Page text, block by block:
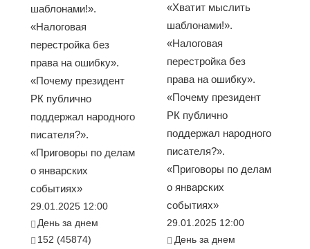
шаблонами!».
«Налоговая
перестройка без
права на ошибку».
«Почему президент
РК публично
поддержал народного
писателя?».
«Приговоры по делам
о январских
событиях»
29.01.2025 12:00
День за днем
152 (45874)
«Хватит мыслить
шаблонами!».
«Налоговая
перестройка без
права на ошибку».
«Почему президент
РК публично
поддержал народного
писателя?».
«Приговоры по делам
о январских
событиях»
29.01.2025 12:00
День за днем